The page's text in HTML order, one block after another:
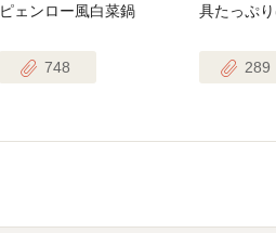
ピェンロー風白菜鍋
748
具たっぷ
289